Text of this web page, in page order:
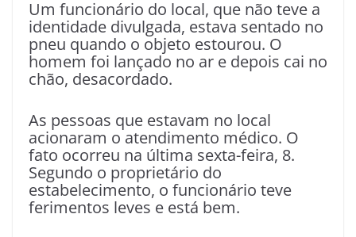
Um funcionário do local, que não teve a
identidade divulgada, estava sentado no
pneu quando o objeto estourou. O
homem foi lançado no ar e depois cai no
chão, desacordado.
As pessoas que estavam no local
acionaram o atendimento médico. O
fato ocorreu na última sexta-feira, 8.
Segundo o proprietário do
estabelecimento, o funcionário teve
ferimentos leves e está bem.